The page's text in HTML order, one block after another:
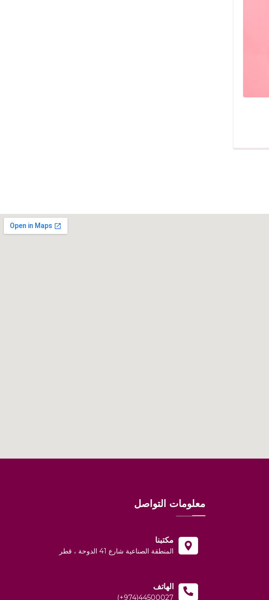
معلومات التواصل
مكتبنا
المنطقة الصناعية شارع 41 الدوحة ، قطر
الهاتف
(+974)44500027